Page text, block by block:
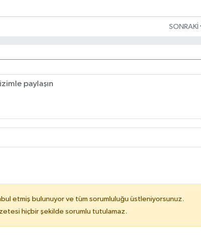
SONRAKI
etmiş bulunuyor ve tüm sorumluluğu üstleniyorsunuz.
hiçbir şekilde sorumlu tutulamaz.